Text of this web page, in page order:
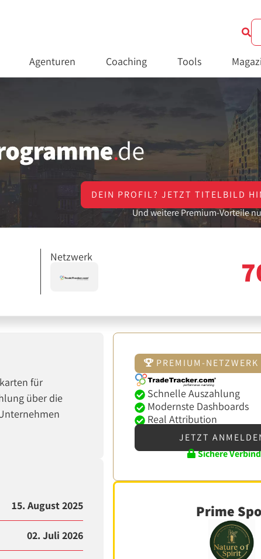
Agenturen Coaching Tools
DEIN PROFIL? JETZT TITELBILD
Und weitere Premium-Vorteile
Netzwerk
für
über die
15. August 2025
02. Juli 2026
PREMIUM-NETZWERK
Schnelle Auszahlung
Modernste Dashboards
Real Attribution
JETZT
Sichere
Prime